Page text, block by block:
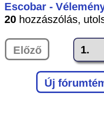
Escobar -
20hozzászólás,
Előző
Új